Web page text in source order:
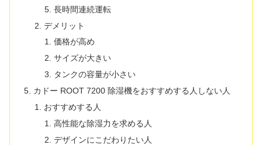
長時間連続運転
デメリット
価格が高め
サイズが大きい
タンクの容量が小さい
カドー ROOT 7200 除湿機をおすすめする人しない人
おすすめする人
高性能な除湿力を求める人
デザインにこだわりたい人